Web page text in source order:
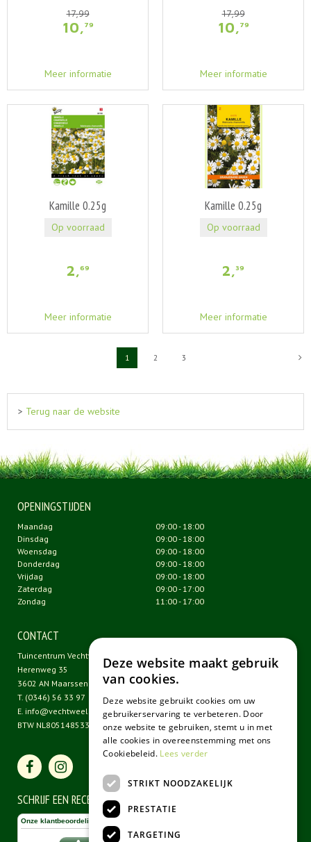
17,99
10,79
Meer informatie
17,99
10,79
Meer informatie
Kamille 0.25g
2,69
Meer informatie
Op voorraad
Kamille 0.25g
2,39
Meer informatie
Op voorraad
1 2 3
> Terug naar de website
OPENINGSTIJDEN
Maandag
09:00 - 18:00
Dinsdag
09:00 - 18:00
Woensdag
09:00 - 18:00
Donderdag
09:00 - 18:00
Vrijdag
09:00 - 18:00
Zaterdag
09:00 - 17:00
Zondag
11:00 - 17:00
CONTACT
Tuincentrum Vechtweelde
Herenweg 35
3602 AN Maarssen
T. (0346) 56 33 97
E. info@vechtweelde.nl
BTW NL805148533B01
SCHRIJF EEN RECENSIE
Deze website maakt gebruik
van cookies.
Deze website gebruikt cookies om uw
gebruikerservaring te verbeteren. Door
onze website te gebruiken, stemt u in met
alle cookies in overeenstemming met ons
Cookiebeleid. Lees verder
STRIKT NOODZAKELIJK
PRESTATIE
TARGETING